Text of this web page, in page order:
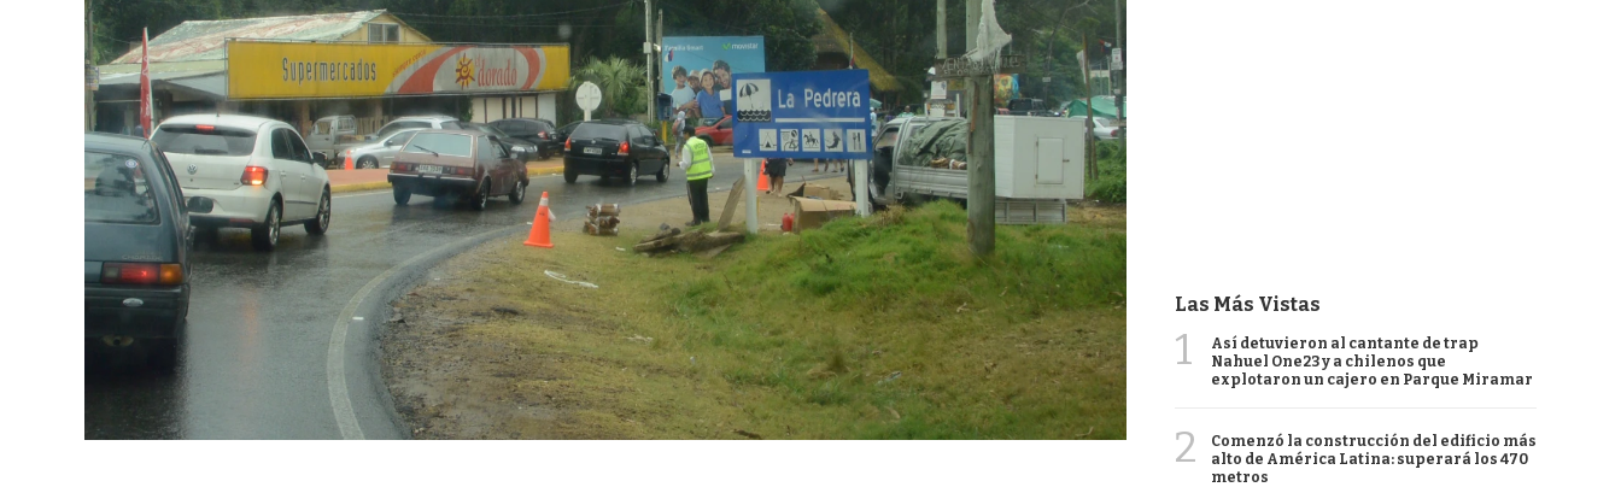
Las Más Vistas
1
Así detuvieron al cantante de trap
Nahuel One23 y a chilenos que
explotaron un cajero en Parque Miramar
2
Comenzó la construcción del edificio más
alto de América Latina: superará los 470
metros